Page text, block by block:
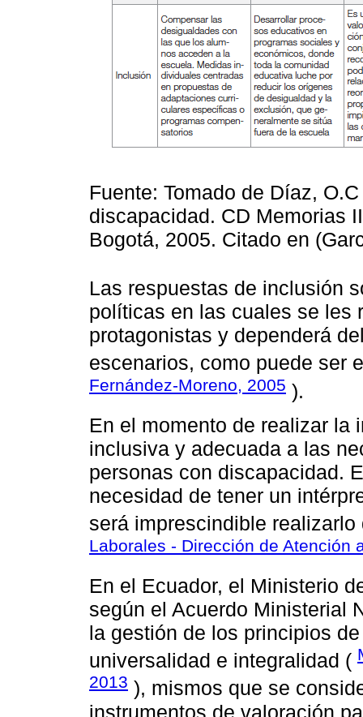
Fuente: Tomado de Díaz,
discapacidad. CD Memorias
Bogotá, 2005. Citado en
Las respuestas de inclusión
políticas en las cuales se les
protagonistas y dependerá
escenarios, como puede ser
Fernández-Moreno, 2005 ).
En el momento de realizar la
inclusiva y adecuada a las
personas con discapacidad.
necesidad de tener un
será imprescindible
Laborales - Dirección de Atención
En el Ecuador, el Ministerio
según el Acuerdo Ministerial
la gestión de los principios
universalidad e integralidad (
2013 ), mismos que se
instrumentos de valoración